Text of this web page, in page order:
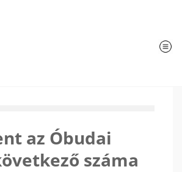
az Óbudai
száma